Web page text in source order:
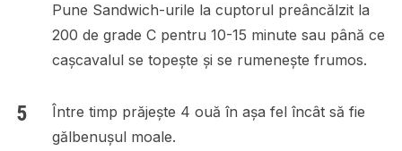
Pune Sandwich-urile la cuptorul preâncălzit la
200 de grade C pentru 10-15 minute sau până ce
cașcavalul se topește și se rumenește frumos.
Între timp prăjește 4 ouă în așa fel încât să fie
gălbenușul moale.